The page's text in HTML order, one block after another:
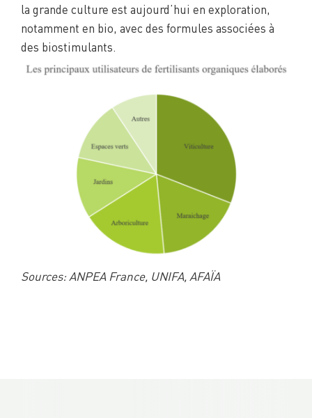
la grande culture est aujourd’hui en exploration,
notamment en bio, avec des formules associées à
des biostimulants.
Sources: ANPEA France, UNIFA, AFAÏA